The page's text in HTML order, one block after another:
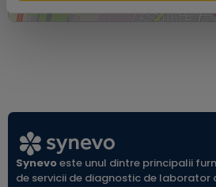
Synevoeste unul dintre principalii
de servicii de diagnostic de laborator